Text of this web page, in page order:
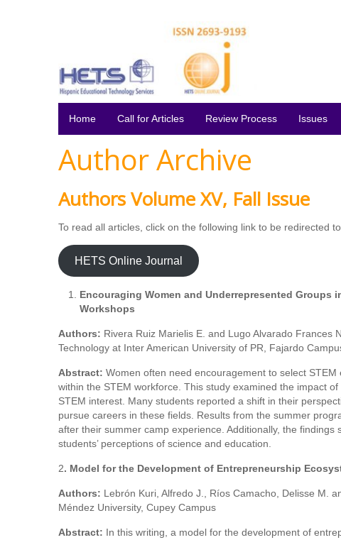
Home Call for Articles Review Process Issues
Author Archive
Authors Volume XV, Fall Issue
To read all articles, click on the following link to be redirected
HETS Online Journal
Encouraging Women and Underrepresented Groups
Workshops
Authors: Rivera Ruiz Marielis E. and Lugo Alvarado Frances
Technology at Inter American University of PR, Fajardo
Abstract: Women often need encouragement to select
within the STEM workforce. This study examined the impact
STEM interest. Many students reported a shift in their
pursue careers in these fields. Results from the summer
after their summer camp experience. Additionally, the
students’ perceptions of science and education.
2. Model for the Development of Entrepreneurship
Authors: Lebrón Kuri, Alfredo J., Ríos Camacho, Delisse M.
Méndez University, Cupey Campus
Abstract: In this writing, a model for the development of